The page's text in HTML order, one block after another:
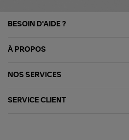
BESOIN D'AIDE ?
À PROPOS
NOS SERVICES
SERVICE CLIENT